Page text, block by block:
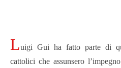
Luigi Gui ha fatto parte di
cattolici che assunsero